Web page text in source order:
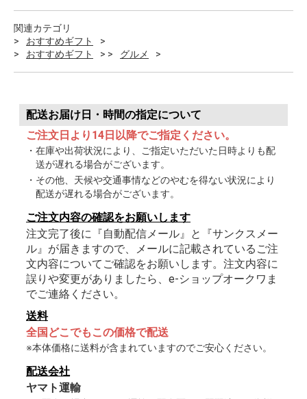
関連カテゴリ
おすすめギフト
おすすめギフト
グルメ
配送お届け日・時間の指定について
ご注文日より14日以降でご指定ください。
・在庫や出荷状況により、ご指定いただいた日時よりも配
送が遅れる場合がございます。
・その他、天候や交通事情などのやむを得ない状況により
配送が遅れる場合がございます。
ご注文内容の確認をお願いします
注文完了後に『自動配信メール』と『サンクスメー
ル』が届きますので、メールに記載されているご注
文内容についてご確認をお願いします。注文内容に
誤りや変更がありましたら、e-ショップオークワま
でご連絡ください。
送料
全国どこでもこの価格で配送
※本体価格に送料が含まれていますのでご安心ください。
配送会社
ヤマト運輸